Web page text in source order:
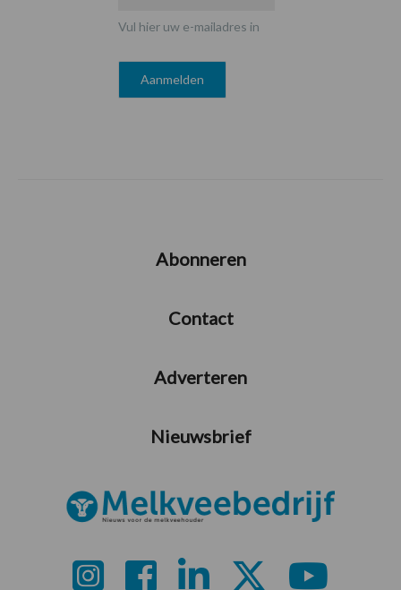
Vul hier uw e-mailadres in
Abonneren
Contact
Adverteren
Nieuwsbrief